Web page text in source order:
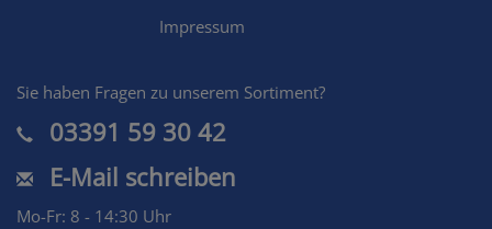
Impressum
Sie haben Fragen zu unserem Sortiment?
03391 59 30 42
E-Mail schreiben
Mo-Fr: 8 - 14:30 Uhr